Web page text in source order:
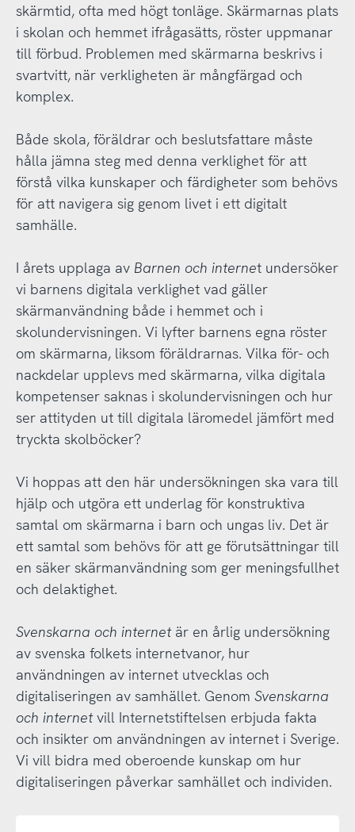
skärmtid, ofta med högt tonläge. Skärmarnas plats
i skolan och hemmet ifrågasätts, röster uppmanar
till förbud. Problemen med skärmarna beskrivs i
svartvitt, när verkligheten är mångfärgad och
komplex.
Både skola, föräldrar och beslutsfattare måste
hålla jämna steg med denna verklighet för att
förstå vilka kunskaper och färdigheter som behövs
för att navigera sig genom livet i ett digitalt
samhälle.
I årets upplaga av Barnen och internet undersöker
vi barnens digitala verklighet vad gäller
skärmanvändning både i hemmet och i
skolundervisningen. Vi lyfter barnens egna röster
om skärmarna, liksom föräldrarnas. Vilka för- och
nackdelar upplevs med skärmarna, vilka digitala
kompetenser saknas i skolundervisningen och hur
ser attityden ut till digitala läromedel jämfört med
tryckta skolböcker?
Vi hoppas att den här undersökningen ska vara till
hjälp och utgöra ett underlag för konstruktiva
samtal om skärmarna i barn och ungas liv. Det är
ett samtal som behövs för att ge förutsättningar till
en säker skärmanvändning som ger meningsfullhet
och delaktighet.
Svenskarna och internetär en årlig undersökning
av svenska folkets internetvanor, hur
användningen av internet utvecklas och
digitaliseringen av samhället. Genom Svenskarna
och internetvill Internetstiftelsen erbjuda fakta
och insikter om användningen av internet i Sverige.
Vi vill bidra med oberoende kunskap om hur
digitaliseringen påverkar samhället och individen.